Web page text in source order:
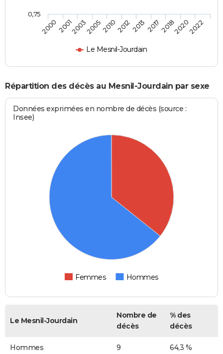
Le Mesnil-Jourdain
20002001200320052010201220132017201820202022
0,75
Répartition des décès au Mesnil-Jourdain par sexe
Données exprimées en nombre de décès (source :
Insee)
Femmes Hommes
Le Mesnil-Jourdain
Nombre de
décès
% des
décès
Hommes 9 64,3 %